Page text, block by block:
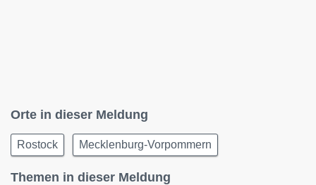
Orte in dieser Meldung
Rostock Mecklenburg-Vorpommern
Themen in dieser Meldung